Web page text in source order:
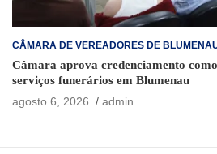
CÂMARA DE VEREADORES DE
Câmara aprova credenciamento
serviços funerários em Blumenau
agosto 6, 2026
admin